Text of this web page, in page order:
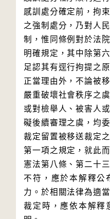
感訓處分確定前，拘
之強制處分，乃對人
制，惟同條例對於法
明確規定，其中除第
足認其有逕行拘提之
正當理由外，不論被
嚴重破壞社會秩序之
或對檢舉人、被害人
礙後續審理之虞，均
裁定留置被移送裁定
第一項之規定，就此
憲法第八條、第二十
不符，應於本解釋公
力。於相關法律為適
裁定時，應依本解釋